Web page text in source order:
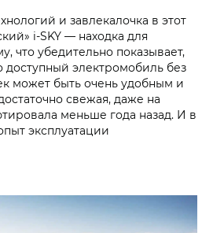
и завлекалочка в этот
i‑SKY — находка для
что убедительно показывает,
доступный электромобиль без
может быть очень удобным и
свежая, даже на
меньше года назад. И в
эксплуатации